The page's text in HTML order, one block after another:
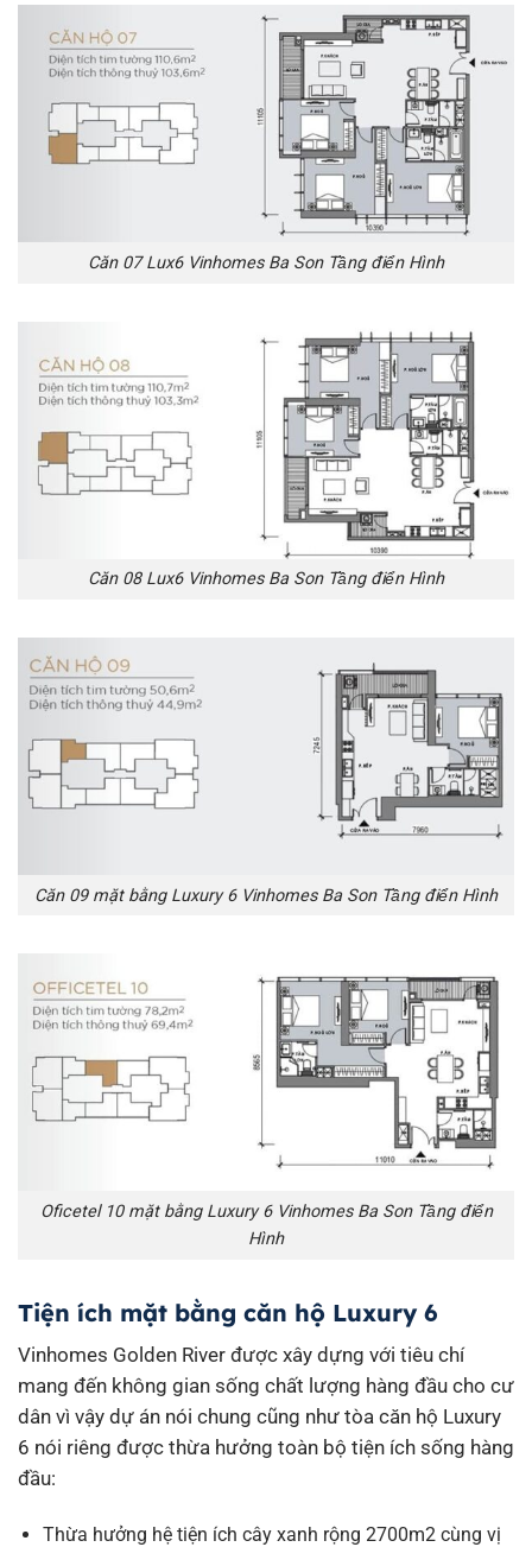
Căn 07 Lux6 Vinhomes Ba Son Tầng điển Hình
Căn 08 Lux6 Vinhomes Ba Son Tầng điển Hình
Căn 09 mặt bằng Luxury 6 Vinhomes Ba Son Tầng điển Hình
Oficetel 10 mặt bằng Luxury 6 Vinhomes Ba Son Tầng điển
Hình
Tiện ích mặt bằng căn hộ Luxury 6
Vinhomes Golden River được xây dựng với tiêu chí
mang đến không gian sống chất lượng hàng đầu cho cư
dân vì vậy dự án nói chung cũng như tòa căn hộ Luxury
6 nói riêng được thừa hưởng toàn bộ tiện ích sống hàng
đầu:
Thừa hưởng hệ tiện ích cây xanh rộng 2700m2 cùng vị